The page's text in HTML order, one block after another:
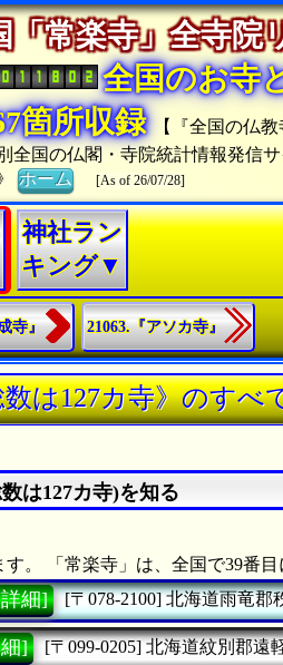
「常楽寺」全寺院
全国のお寺
箇所収録
【『全国の仏
全国の仏閣・寺院統計情報発信サ
ホーム [As of 26/07/28]
神社ラン
キング▼
寺』 21063.『アソカ寺』
は127カ寺》のすべ
は127カ寺)を知る
。 「常楽寺」は、全国で39番目
細] [〒078-2100] 北海道雨竜郡
] [〒099-0205] 北海道紋別郡遠